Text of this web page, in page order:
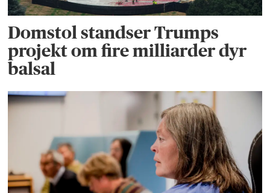
Domstol standser Trumps
projekt om fire milliarder dyr
balsal